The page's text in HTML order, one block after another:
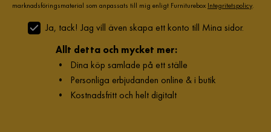
marknadsföringsmaterial som anpassats till mig enligt Furniturebox Integritetspolicy.
Ja, tack! Jag vill även skapa ett konto till Mina sidor.
Allt detta och mycket mer:
• Dina köp samlade på ett ställe
• Personliga erbjudanden online & i butik
• Kostnadsfritt och helt digitalt